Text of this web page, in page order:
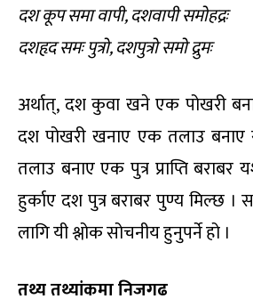
दश कूप समा वापी, दशवापी समोहद्रः
दशहृद समः पुत्रो, दशपुत्रो समो द्रुमः
अर्थात्, दश कुवा खने एक पोखरी
दश पोखरी खनाए एक तलाउ
तलाउ बनाए एक पुत्र प्राप्ति
हुर्काए दश पुत्र बराबर पुण्य मिल्छ
लागि यी श्लोक सोचनीय हुनुपर्ने हो ।
तथ्य तथ्यांकमा निजगढ